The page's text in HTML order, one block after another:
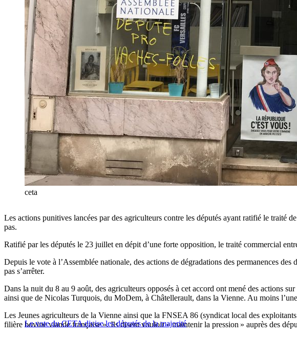
ceta
Les actions punitives lancées par des agriculteurs contre les députés ayant ratifié le traité
pas.
Ratifié par les députés le 23 juillet en dépit d’une forte opposition, le traité commercial
Depuis le vote à l’Assemblée nationale, des actions de dégradations des permanences
pas s’arrêter.
Dans la nuit du 8 au 9 août, des agriculteurs opposés à cet accord ont mené des actions
ainsi que de Nicolas Turquois, du MoDem, à Châtellerault, dans la Vienne. Au moins
Le vote du CETA divise les députés de la majorité
Les Jeunes agriculteurs de la Vienne ainsi que la FNSEA 86 (syndicat local des
filière bovine viande française ». Ils disent vouloir « maintenir la pression » auprès des